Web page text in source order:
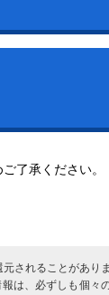
了承ください。
元されることがあり
は、必ずしも個々